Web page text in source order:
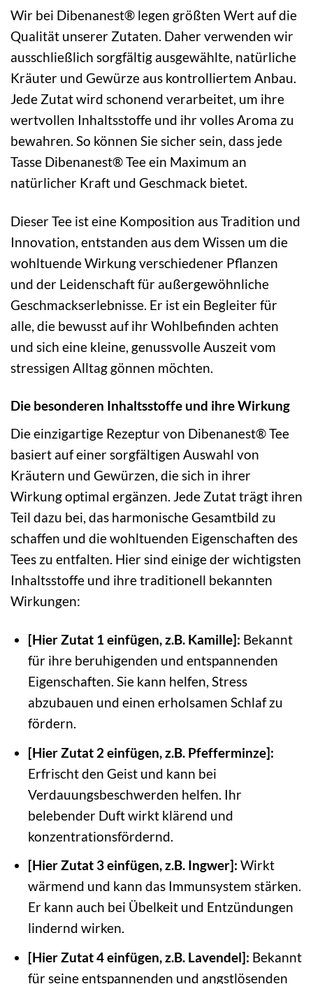
Wir bei Dibenanest® legen größten Wert auf die
Qualität unserer Zutaten. Daher verwenden wir
ausschließlich sorgfältig ausgewählte, natürliche
Kräuter und Gewürze aus kontrolliertem Anbau.
Jede Zutat wird schonend verarbeitet, um ihre
wertvollen Inhaltsstoffe und ihr volles Aroma zu
bewahren. So können Sie sicher sein, dass jede
Tasse Dibenanest® Tee ein Maximum an
natürlicher Kraft und Geschmack bietet.
Dieser Tee ist eine Komposition aus Tradition und
Innovation, entstanden aus dem Wissen um die
wohltuende Wirkung verschiedener Pflanzen
und der Leidenschaft für außergewöhnliche
Geschmackserlebnisse. Er ist ein Begleiter für
alle, die bewusst auf ihr Wohlbefinden achten
und sich eine kleine, genussvolle Auszeit vom
stressigen Alltag gönnen möchten.
Die besonderen Inhaltsstoffe und ihre Wirkung
Die einzigartige Rezeptur von Dibenanest® Tee
basiert auf einer sorgfältigen Auswahl von
Kräutern und Gewürzen, die sich in ihrer
Wirkung optimal ergänzen. Jede Zutat trägt ihren
Teil dazu bei, das harmonische Gesamtbild zu
schaffen und die wohltuenden Eigenschaften des
Tees zu entfalten. Hier sind einige der wichtigsten
Inhaltsstoffe und ihre traditionell bekannten
Wirkungen:
[Hier Zutat 1 einfügen, z.B. Kamille]: Bekannt
für ihre beruhigenden und entspannenden
Eigenschaften. Sie kann helfen, Stress
abzubauen und einen erholsamen Schlaf zu
fördern.
[Hier Zutat 2 einfügen, z.B. Pfefferminze]:
Erfrischt den Geist und kann bei
Verdauungsbeschwerden helfen. Ihr
belebender Duft wirkt klärend und
konzentrationsfördernd.
[Hier Zutat 3 einfügen, z.B. Ingwer]: Wirkt
wärmend und kann das Immunsystem stärken.
Er kann auch bei Übelkeit und Entzündungen
lindernd wirken.
[Hier Zutat 4 einfügen, z.B. Lavendel]: Bekannt
für seine entspannenden und angstlösenden